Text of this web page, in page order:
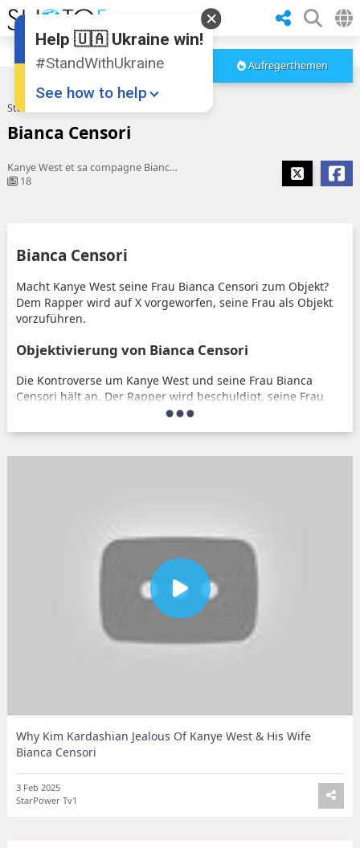
Aufregerthemen
Startseite
Bianca Censori
Kanye West et sa compagne Bianca Censori ont-ils été expulsés ...
18
Bianca Censori
Macht Kanye West seine Frau Bianca Censori zum Objekt?
Dem Rapper wird auf X vorgeworfen, seine Frau als Objekt
vorzuführen.
Objektivierung von Bianca Censori
Die Kontroverse um Kanye West und seine Frau Bianca
Censori hält an. Der Rapper wird beschuldigt, seine Frau
öffentlich zu objektivieren und sie lediglich als Statussymbol
zu präsentieren. Diese Vorwürfe sorgen für Diskussionen in
die Rolle von Frauen in der Öffentlichkeit und in der
Musikindustrie wird durch solche Vorfälle erneut angeheizt.
Es bleibt abzuwarten, wie sich die Situation
weiterentwickeln wird und ob Kanye West sein Verhalten
Why Kim Kardashian Jealous Of Kanye West & His Wife
Bianca Censori
3 Feb 2025
StarPower Tv1
Help 🇺🇦 Ukraine win!
#StandWithUkraine
See how to help
Share this widget
📌